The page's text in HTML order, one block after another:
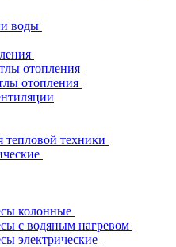
воды
отопления
отопления
техники
колонные
с водяным нагревом
электрические